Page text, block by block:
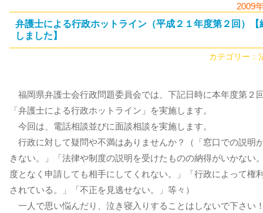
2009
弁護士による行政ホットライン（平成２１年度第２回）【
しました】
カテゴリー：
福岡県弁護士会行政問題委員会では、下記日時に本年度第２
「弁護士による行政ホットライン」を実施します。
今回は、電話相談並びに面談相談を実施します。
行政に対して疑問や不満はありませんか？（「窓口での説明
きない。」「法律や制度の説明を受けたものの納得がいかない
度となく申請しても相手にしてくれない。」「行政によって権
されている。」「不正を見逃せない。」等々）
一人で思い悩んだり、泣き寝入りすることはしないで下さい